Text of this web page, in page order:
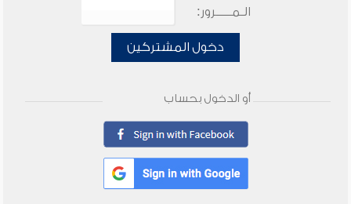
الـمـــــرور:
دخول المشتركين
أو الدخول بحساب